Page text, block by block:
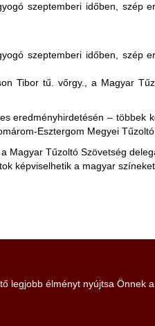
szeptemberi időben, szép
szeptemberi időben, szép
Tibor tű. vőrgy., a Magyar
eredményhirdetésén –
Esztergom Megyei
Magyar Tűzoltó Szövetség
képviselhetik a magyar
legjobb élményt nyújtsa Önnek a